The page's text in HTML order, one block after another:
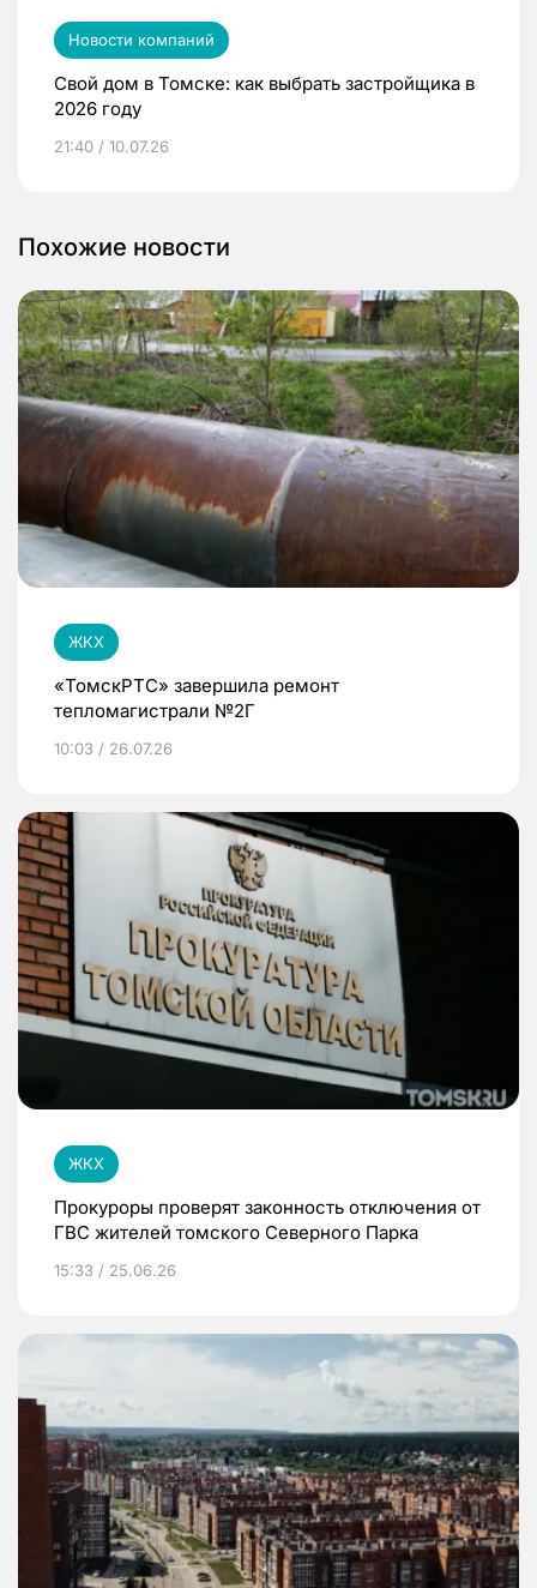
Новости компаний
Свой дом в Томске: как выбрать застройщика в
2026 году
21:40 / 10.07.26
Похожие новости
ЖКХ
«ТомскРТС» завершила ремонт
тепломагистрали №2Г
10:03 / 26.07.26
ЖКХ
Прокуроры проверят законность отключения от
ГВС жителей томского Северного Парка
15:33 / 25.06.26